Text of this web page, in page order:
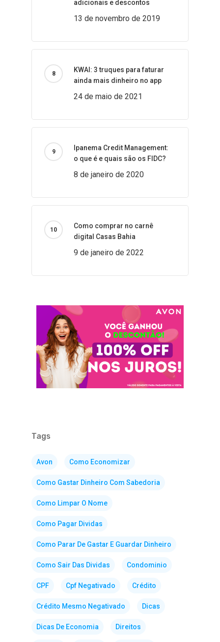
adicionais e descontos
13 de novembro de 2019
KWAI: 3 truques para faturar
ainda mais dinheiro no app
24 de maio de 2021
Ipanema Credit Management:
o que é e quais são os FIDC?
8 de janeiro de 2020
Como comprar no carnê
digital Casas Bahia
9 de janeiro de 2022
Tags
Avon Como Economizar
Como Gastar Dinheiro Com Sabedoria
Como Limpar O Nome
Como Pagar Dividas
Como Parar De Gastar E Guardar Dinheiro
Como Sair Das Dividas Condominio
CPF Cpf Negativado Crédito
Crédito Mesmo Negativado Dicas
Dicas De Economia Direitos